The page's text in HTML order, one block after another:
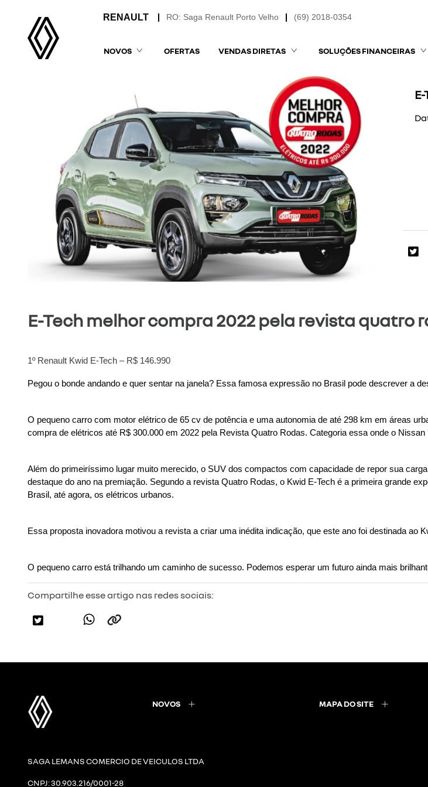
(69) 2018-0354
RO: Saga Renault Porto Velho
NOVOS OFERTAS VENDAS DIRETAS SOLUÇÕES FINANCEIRAS
E-Tech melhor compra 2022 pela revista quatro
1º Renault Kwid E-Tech – R$ 146.990
Pegou o bonde andando e quer sentar na janela? Essa famosa expressão no Brasil pode descrever a
O pequeno carro com motor elétrico de 65 cv de potência e uma autonomia de até 298 km em áreas
compra de elétricos até R$ 300.000 em 2022 pela Revista Quatro Rodas. Categoria essa onde o
Além do primeiríssimo lugar muito merecido, o SUV dos compactos com capacidade de repor sua
destaque do ano na premiação. Segundo a revista Quatro Rodas, o Kwid E-Tech é a primeira grande
Brasil, até agora, os elétricos urbanos.
Essa proposta inovadora motivou a revista a criar uma inédita indicação, que este ano foi destinada ao
O pequeno carro está trilhando um caminho de sucesso. Podemos esperar um futuro ainda mais
Compartilhe esse artigo nas redes sociais:
NOVOS MAPA DO SITE
SAGA LEMANS COMERCIO DE VEICULOS LTDA
CNPJ: 30.903.216/0001-28